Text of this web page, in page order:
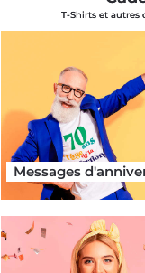
T-Shirts et autres
Messages